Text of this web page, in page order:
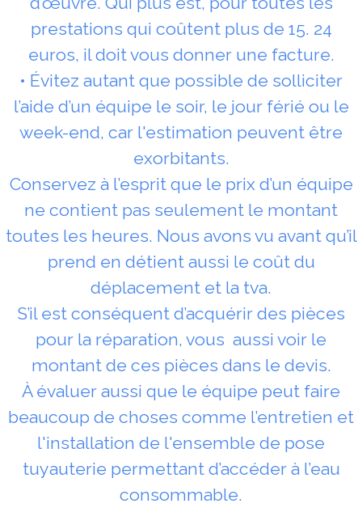
prestations qui coûtent plus de 15. 24
euros, il doit vous donner une facture.
• Évitez autant que possible de solliciter
l’aide d’un équipe le soir, le jour férié ou le
week-end, car l'estimation peuvent être
exorbitants.
Conservez à l’esprit que le prix d’un équipe
ne contient pas seulement le montant
toutes les heures. Nous avons vu avant qu’il
prend en détient aussi le coût du
déplacement et la tva.
S’il est conséquent d’acquérir des pièces
pour la réparation, vous aussi voir le
montant de ces pièces dans le devis.
À évaluer aussi que le équipe peut faire
beaucoup de choses comme l’entretien et
l'installation de l'ensemble de pose
tuyauterie permettant d’accéder à l’eau
consommable.